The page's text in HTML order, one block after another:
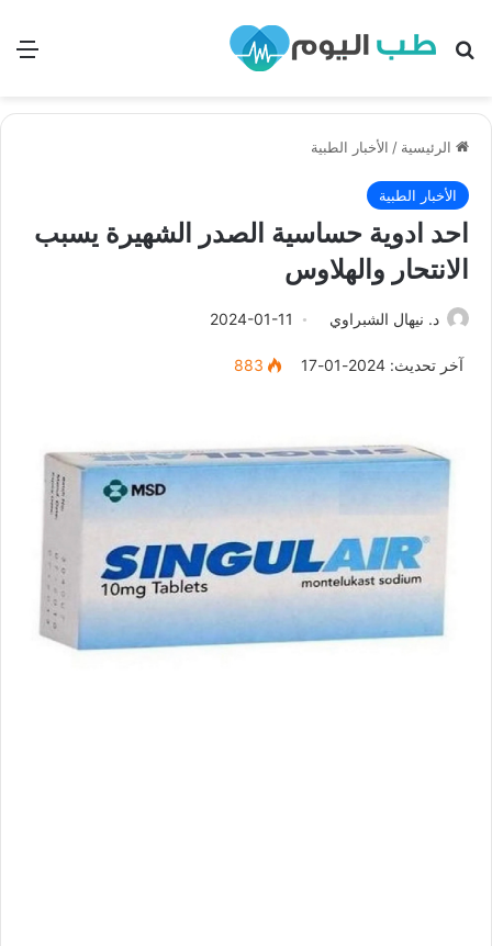
بحث
الرئيسية / الأخبار الطبية
الأخبار الطبية
احد ادوية حساسية الصدر الشهيرة يسبب
الانتحار والهلاوس
د. نيهال الشبراوي 2024-01-11
آخر تحديث: 2024-01-17 883